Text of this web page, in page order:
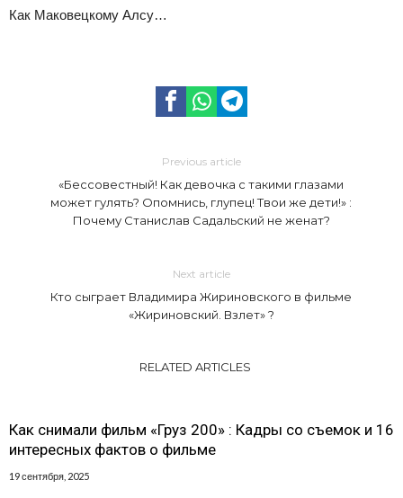
Как Маковецкому Алсу…
Previous article
«Бессовестный! Как девочка с такими глазами
может гулять? Опомнись, глупец! Твои же дети!» :
Почему Станислав Садальский не женат?
Next article
Кто сыграет Владимира Жириновского в фильме
«Жириновский. Взлет» ?
RELATED ARTICLES
Как снимали фильм «Груз 200» : Кадры со съемок и 16
интересных фактов о фильме
19 сентября, 2025